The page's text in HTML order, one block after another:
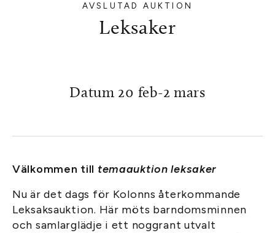
AVSLUTAD AUKTION
Leksaker
Datum 20 feb-2 mars
Välkommen till temaauktion leksaker
Nu är det dags för Kolonns återkommande
Leksaksauktion. Här möts barndomsminnen
och samlarglädje i ett noggrant utvalt